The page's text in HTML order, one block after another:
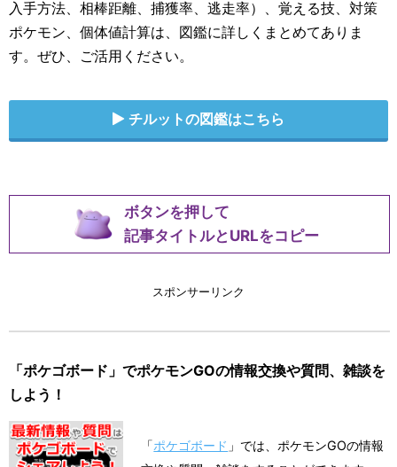
入手方法、相棒距離、捕獲率、逃走率）、覚える技、対策
ポケモン、個体値計算は、図鑑に詳しくまとめてありま
す。ぜひ、ご活用ください。
チルットの図鑑はこちら
ボタンを押して
記事タイトルとURLをコピー
スポンサーリンク
「ポケゴボード」でポケモンGOの情報交換や質問、雑談を
しよう！
「ポケゴボード 」では、ポケモンGOの情報